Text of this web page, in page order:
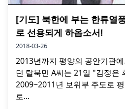
[기도] 북한에 부는 한류열
로 선용되게 하옵소서!
2018-03-26
2013년까지 평양의 공안기관
던 탈북민 A씨는 21일 "김정은
2009~2011년 보위부 주도로
로...